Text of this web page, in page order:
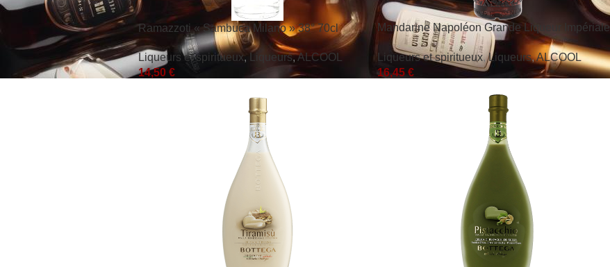
Mandarine Napoléon Grande Liqueur Impériale
38°
Liqueurs et spiritueux, Liqueurs,ALCOOL
16,45€
Ramazzoti « Sambuca Milano » 38° 70cl
Liqueurs et spiritueux, Liqueurs,ALCOOL
14,50 €